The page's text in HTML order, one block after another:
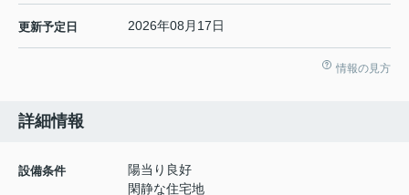
更新予定日 2026年08月17日
情報の見方
詳細情報
設備条件
陽当り良好
閑静な住宅地